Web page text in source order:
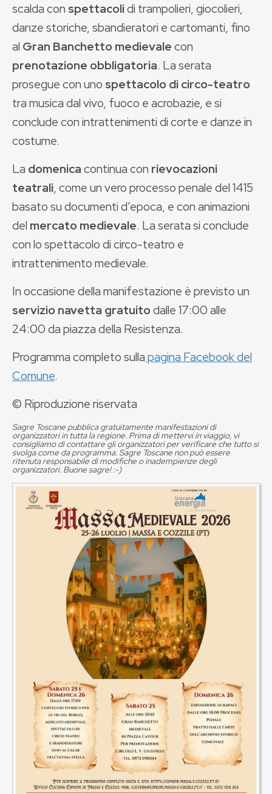
scalda con spettacolidi trampolieri, giocolieri,
danze storiche, sbandieratori e cartomanti, fino
al Gran Banchetto medievalecon
prenotazione obbligatoria. La serata
prosegue conuno spettacolo di circo-teatro
tra musica dal vivo, fuoco e acrobazie, e si
conclude con intrattenimenti di corte e danze in
costume.
La domenicacontinua con rievocazioni
teatrali, come un vero processo penale del 1415
basato su documenti d’epoca, e con animazioni
del mercato medievale. La serata si conclude
con lo spettacolo di circo-teatro e
intrattenimento medievale.
In occasione della manifestazione è previsto un
servizio navetta gratuitodalle 17:00 alle
24:00 da piazza della Resistenza.
Programma completo sullapagina Facebook del
Comune.
© Riproduzione riservata
Sagre Toscane pubblica gratuitamente manifestazioni di
organizzatori in tutta la regione. Prima di mettervi in viaggio, vi
consigliamo di contattare gli organizzatori per verificare che tutto si
svolga come da programma. Sagre Toscane non può essere
ritenuta responsabile di modifiche o inadempienze degli
organizzatori. Buone sagre! :-)